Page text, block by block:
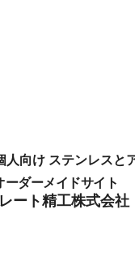
人向け ステンレスと
ーダーメイドサイト
ート精工株式会社
例